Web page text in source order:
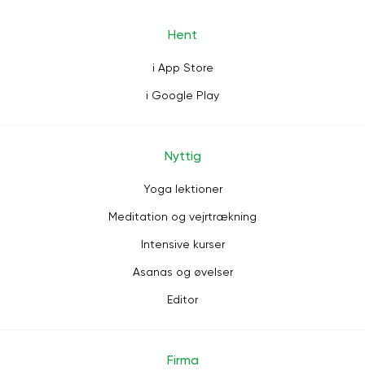
Hent
i App Store
i Google Play
Nyttig
Yoga lektioner
Meditation og vejrtrækning
Intensive kurser
Asanas og øvelser
Editor
Firma